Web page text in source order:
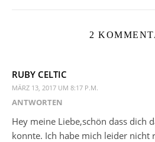
2
RUBY CELTIC
MÄRZ 13, 2017 UM 8:17 P.M.
ANTWORTEN
Hey meine Liebe,schön dass dich
konnte. Ich habe mich leider nicht